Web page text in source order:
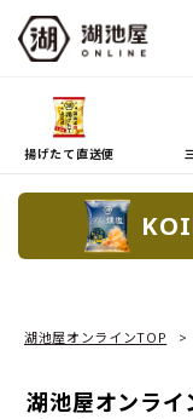
揚げたて直送便
湖池屋オンラインTOP
湖池屋オンライ